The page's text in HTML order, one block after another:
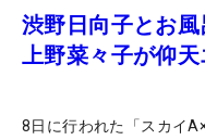
渋野日向子とお
上野菜々子が仰
8日に行われた「スカイ